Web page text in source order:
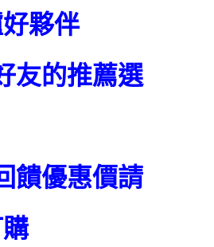
夥伴
友的推薦選
饋優惠價請